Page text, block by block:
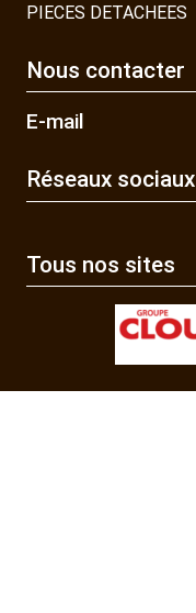
PIECES DETACHEES
Nous contacter
E-mail
Réseaux sociaux
Tous nos sites